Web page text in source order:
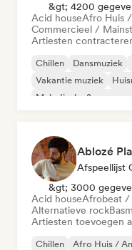
&gt; 4200
Acid houseAfro Huis
Commercieel /
Artiesten
Chillen Dansmuziek
Vakantie muziek
Melodische &
Ablozé
Afspeellijst
&gt; 3000
Acid houseAfrobeat /
Alternatieve rock
Artiesten toevoegen
Chillen Afro Huis /